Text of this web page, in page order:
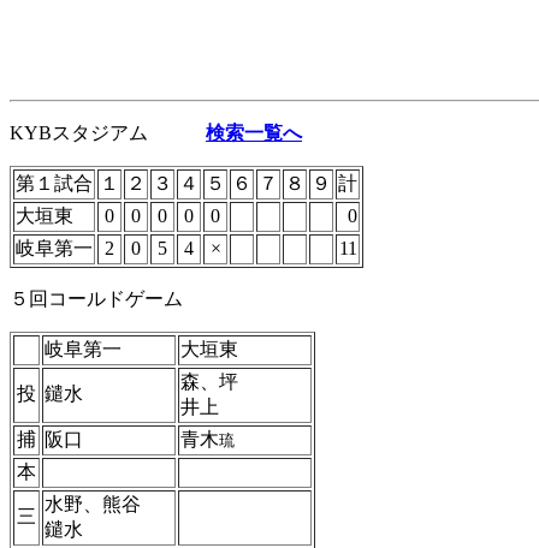
KYBスタジアム 検索一覧へ
第１試合 １ ２ ３ ４ ５ ６ ７ ８ ９ 計
大垣東
0 0 0 0 0
0
岐阜第一
2 0 5 4 × 11
５回コールドゲーム
岐阜第一 大垣東
投 鑓水
森、坪
井上
捕 阪口 青木琉
本
三
水野、熊谷
鑓水